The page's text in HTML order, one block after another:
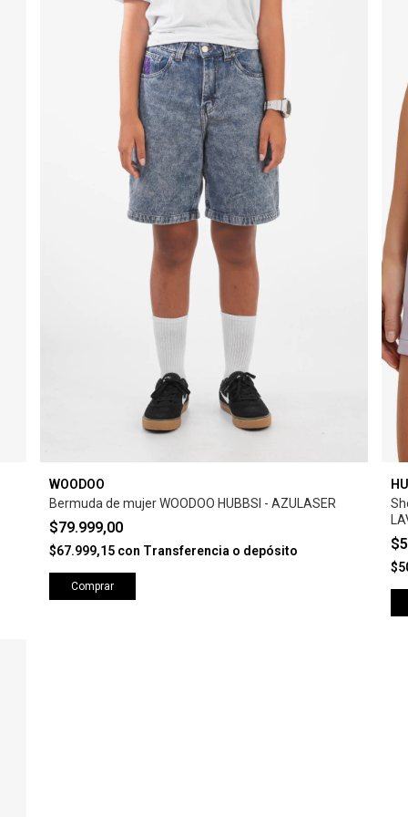
WOODOO
Bermuda de mujer WOODOO HUBBSI - AZULASER
$79.999,00
$67.999,15 con Transferencia o depósito
Comprar